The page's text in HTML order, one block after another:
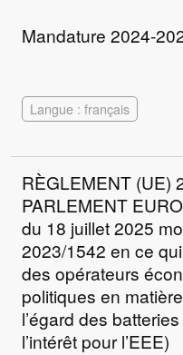
Mandature 2024-
Langue : français
RÈGLEMENT (UE)
PARLEMENT
du 18 juillet 2025
2023/1542 en ce
des opérateurs
politiques en
l’égard des
l’intérêt pour l’EEE)